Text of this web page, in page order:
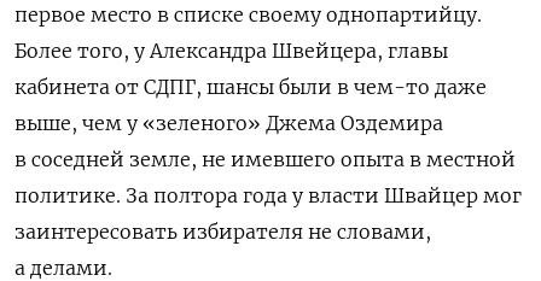
первое место в списке своему однопартийцу.
Более того, у Александра Швейцера, главы
кабинета от СДПГ, шансы были в чем-то даже
выше, чем у «зеленого» Джема Оздемира
в соседней земле, не имевшего опыта в местной
политике. За полтора года у власти Швайцер мог
заинтересовать избирателя не словами,
а делами.